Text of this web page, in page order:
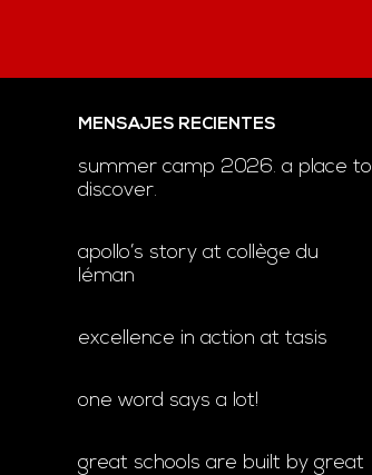
MENSAJES RECIENTES
summer camp 2026. a place to
discover.
apollo’s story at collège du
léman
excellence in action at tasis
one word says a lot!
great schools are built by great